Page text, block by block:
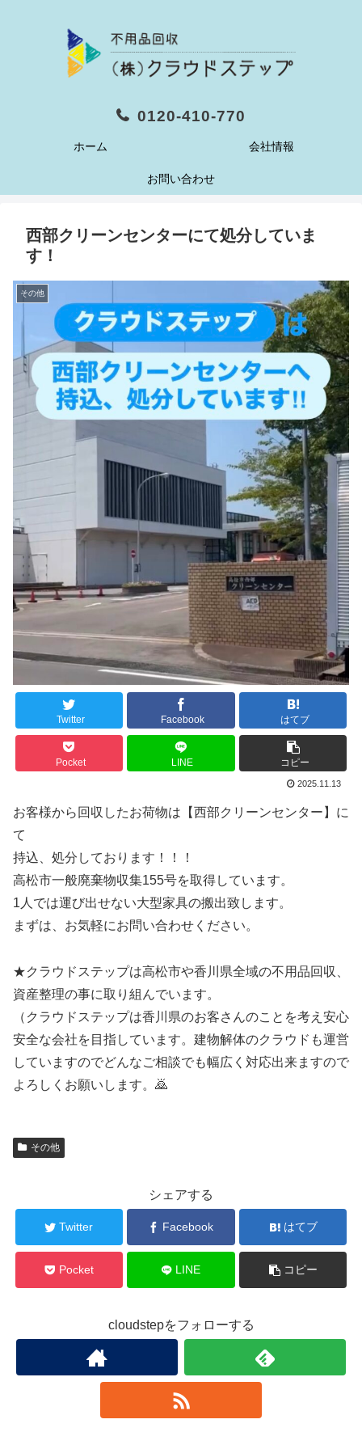
0120-410-770
ホーム 会社情報
お問い合わせ
西部クリーンセンターにて処分していま
す！
その他
Twitter Facebook はてブ
Pocket LINE コピー
2025.11.13
お客様から回収したお荷物は【西部クリーンセンター】に
て
持込、処分しております！！！
高松市一般廃棄物収集155号を取得しています。
1人では運び出せない大型家具の搬出致します。
まずは、お気軽にお問い合わせください。
★クラウドステップは高松市や香川県全域の不用品回収、
資産整理の事に取り組んでいます。
（クラウドステップは香川県のお客さんのことを考え安心
安全な会社を目指しています。建物解体のクラウドも運営
していますのでどんなご相談でも幅広く対応出来ますので
よろしくお願いします。🙇
その他
シェアする
Twitter Facebook はてブ
Pocket LINE コピー
cloudstepをフォローする